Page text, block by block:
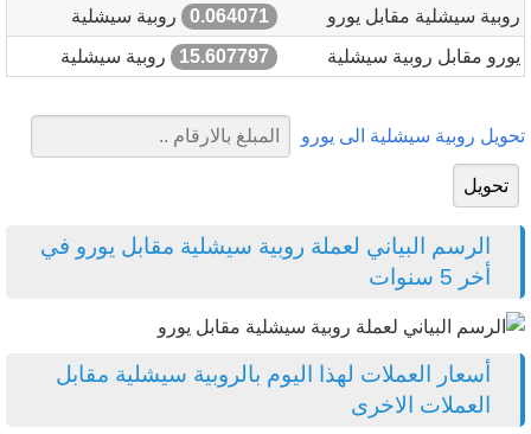
روبية سيشلية مقابل يورو 0.064071
روبية سيشلية
يورو مقابل روبية سيشلية
15.607797 روبية سيشلية
تحويل روبية سيشلية الى يورو
الرسم البياني لعملة روبية سيشلية مقابل يورو في
أخر 5 سنوات
أسعار العملات لهذا اليوم بالروبية سيشلية مقابل
العملات الاخرى